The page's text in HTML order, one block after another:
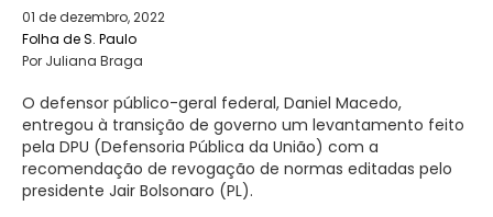
01 de dezembro, 2022
Folha de S. Paulo
Por Juliana Braga
O defensor público-geral federal, Daniel Macedo,
entregou à transição de governo um levantamento feito
pela DPU (Defensoria Pública da União) com a
recomendação de revogação de normas editadas pelo
presidente Jair Bolsonaro (PL).